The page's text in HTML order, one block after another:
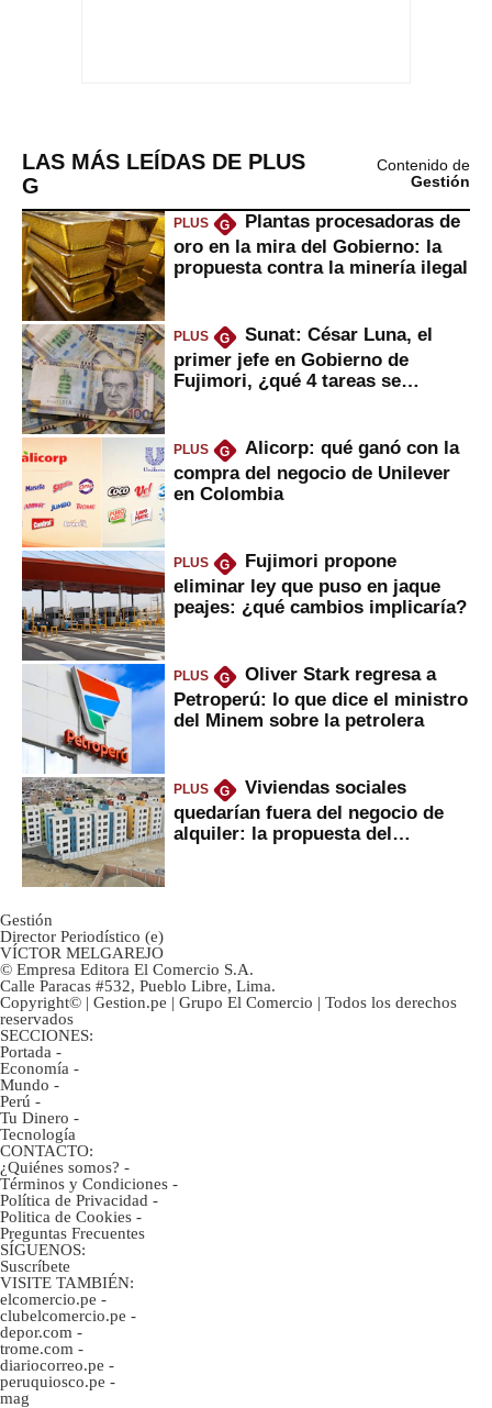
LAS MÁS LEÍDAS DE PLUS
G
Contenido de
Gestión
PLUS G
Plantas procesadoras de
oro en la mira del Gobierno: la
propuesta contra la minería ilegal
PLUS G
Sunat: César Luna, el
primer jefe en Gobierno de
Fujimori, ¿qué 4 tareas se
PLUS G
Alicorp: qué ganó con la
compra del negocio de Unilever
en Colombia
PLUS G
Fujimori propone
eliminar ley que puso en jaque
peajes: ¿qué cambios implicaría?
PLUS G
Oliver Stark regresa a
Petroperú: lo que dice el ministro
del Minem sobre la petrolera
PLUS G
Viviendas sociales
quedarían fuera del negocio de
alquiler: la propuesta del
Gestión
Director Periodístico (e)
VÍCTOR MELGAREJO
© Empresa Editora El Comercio S.A.
Calle Paracas #532, Pueblo Libre, Lima.
Copyright© | Gestion.pe | Grupo El Comercio | Todos los derechos
reservados
SECCIONES:
Portada -
Economía -
Mundo -
Perú -
Tu Dinero -
Tecnología
CONTACTO:
¿Quiénes somos? -
Términos y Condiciones -
Política de Privacidad -
Politica de Cookies -
Preguntas Frecuentes
SÍGUENOS:
Suscríbete
VISITE TAMBIÉN:
elcomercio.pe -
clubelcomercio.pe -
depor.com -
trome.com -
diariocorreo.pe -
peruquiosco.pe -
mag